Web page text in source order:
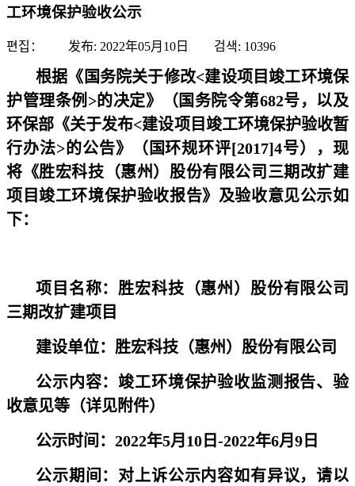
工环境保护验收公示
편집： 发布: 2022年05月10日 검색: 10396
根据《国务院关于修改<建设项目竣工环境保
护管理条例>的决定》（国务院令第682号，以及
环保部《关于发布<建设项目竣工环境保护验收暂
行办法>的公告》（国环规环评[2017]4号），现
将《胜宏科技（惠州）股份有限公司三期改扩建
项目竣工环境保护验收报告》及验收意见公示如
下：
项目名称：胜宏科技（惠州）股份有限公司
三期改扩建项目
建设单位：胜宏科技（惠州）股份有限公司
公示内容：竣工环境保护验收监测报告、验
收意见等（详见附件）
公示时间：2022年5月10日-2022年6月9日
公示期间：对上诉公示内容如有异议，请以